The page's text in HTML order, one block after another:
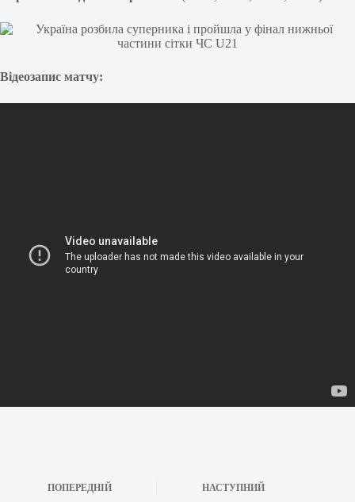
Відеозапис матчу:
ПОПЕРЕДНІЙ НАСТУПНИЙ